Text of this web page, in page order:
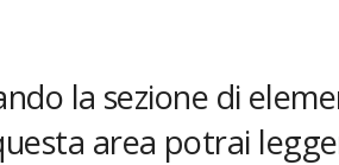
la sezione di
area potrai